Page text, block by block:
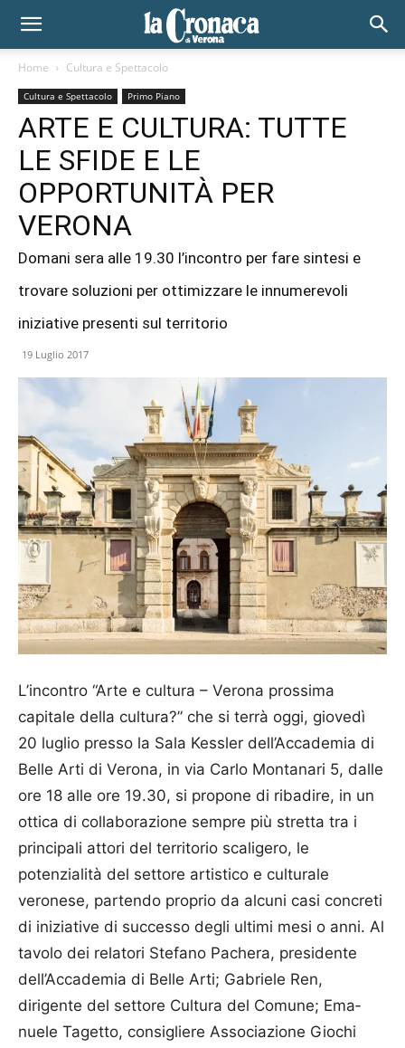
Home Cultura e Spettacolo
Cultura e Spettacolo Primo Piano
ARTE E CULTURA: TUTTE
LE SFIDE E LE
OPPORTUNITÀ PER
VERONA
Domani sera alle 19.30 l’incontro per fare sintesi e
trovare soluzioni per ottimizzare le innumerevoli
iniziative presenti sul territorio
19 Luglio 2017
L’incontro “Arte e cultura – Verona prossima
capitale della cultura?” che si terrà oggi, giovedì
20 luglio presso la Sala Kessler dell’Accad­emia di
Belle Arti di Verona, in via Carlo Montanari 5, dalle
ore 18 alle ore 19.30, si propone di ribadire, in un
ottica di collaborazione sempre più stretta tra i
principali attori del territorio scaligero, le
potenzialità del settore artistico e culturale
veronese, partendo proprio da alcuni casi concreti
di iniziative di successo degli ultimi mesi o anni. Al
tavolo dei relatori Stefano Pachera, presidente
dell’Accademia di Belle Arti; Gabriele Ren,
dirigente del settore Cultura del Comune; Ema­
nuele Tagetto, consigliere Asso­cia­zione Giochi